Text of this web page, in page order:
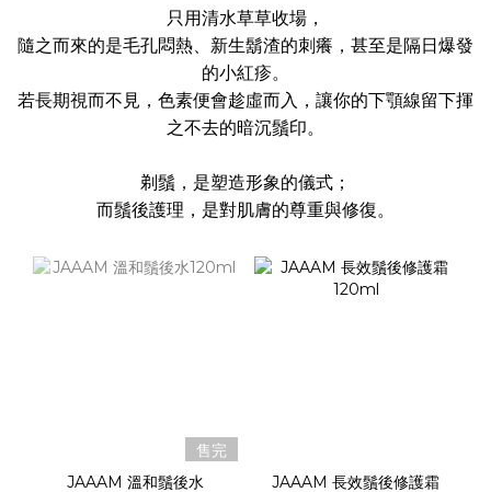
只用清水草草收場，
隨之而來的是毛孔悶熱、新生鬍渣的刺癢，甚至是隔日爆發
的小紅疹。
若長期視而不見，色素便會趁虛而入，讓你的下顎線留下揮
之不去的暗沉鬚印。
剃鬚，是塑造形象的儀式；
而鬚後護理，是對肌膚的尊重與修復。
售完
JAAAM 溫和鬚後水
JAAAM 長效鬚後修護霜